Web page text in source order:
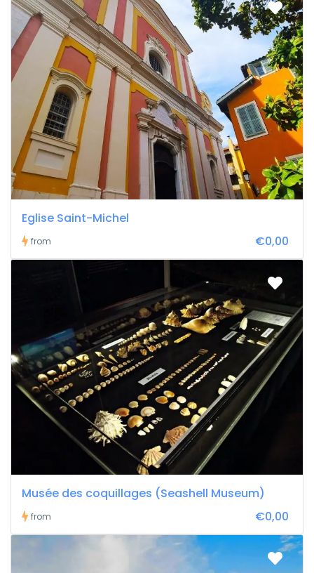
Eglise Saint-Michel
from €0,00
Musée des coquillages (Seashell Museum)
from €0,00